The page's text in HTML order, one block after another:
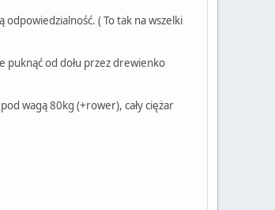
( To tak na wszelki
puknąć od dołu przez drewienko
wagą 80kg (+rower), cały ciężar